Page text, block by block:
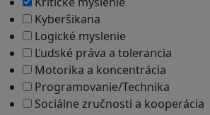
Kyberšikana
Logické myslenie
Ľudské práva a tolerancia
Motorika a koncentrácia
Programovanie/Technika
Sociálne zručnosti a kooperácia